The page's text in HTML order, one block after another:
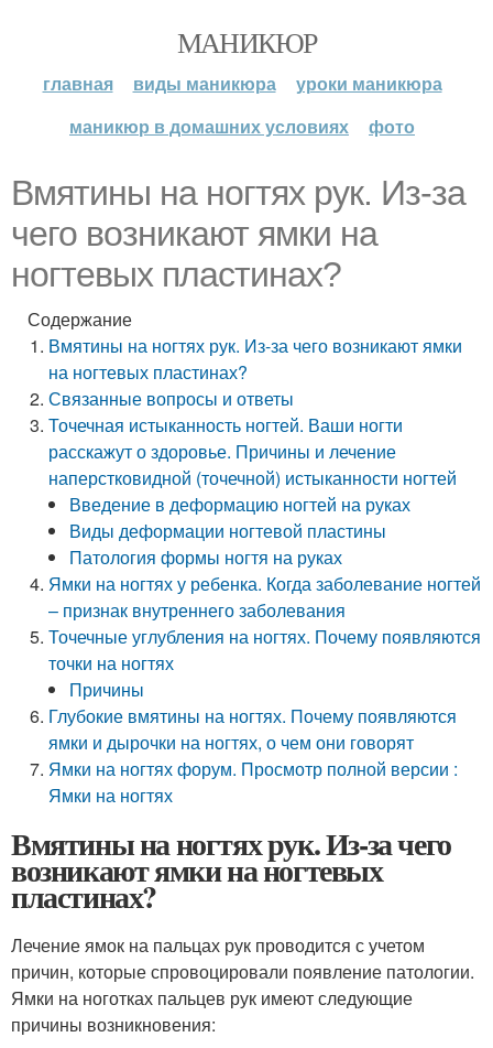
МАНИКЮР
главная виды маникюра
уроки маникюра
маникюр в домашних условиях
фото
Вмятины на ногтях рук. Из-за
чего возникают ямки на
ногтевых пластинах?
Содержание
Вмятины на ногтях рук. Из-за чего возникают ямки
на ногтевых пластинах?
Связанные вопросы и ответы
Точечная истыканность ногтей. Ваши ногти
расскажут о здоровье. Причины и лечение
наперстковидной (точечной) истыканности ногтей
Введение в деформацию ногтей на руках
Виды деформации ногтевой пластины
Патология формы ногтя на руках
Ямки на ногтях у ребенка. Когда заболевание ногтей
– признак внутреннего заболевания
Точечные углубления на ногтях. Почему появляются
точки на ногтях
Причины
Глубокие вмятины на ногтях. Почему появляются
ямки и дырочки на ногтях, о чем они говорят
Ямки на ногтях форум. Просмотр полной версии :
Ямки на ногтях
Вмятины на ногтях рук. Из-за чего
возникают ямки на ногтевых
пластинах?
Лечение ямок на пальцах рук проводится с учетом
причин, которые спровоцировали появление патологии.
Ямки на ноготках пальцев рук имеют следующие
причины возникновения: